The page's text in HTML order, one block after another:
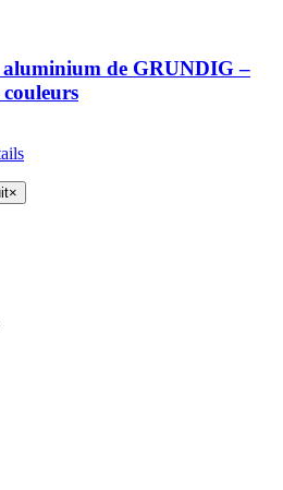
aluminium de GRUNDIG –
×